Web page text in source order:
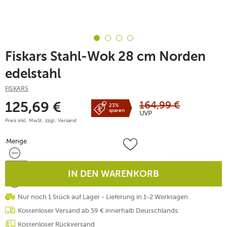
Fiskars Stahl-Wok 28 cm Norden
edelstahl
FISKARS
125,69 €
Preis inkl. MwSt. zzgl. Versand
23%
sparen
164,99 €
UVP
Menge
Menge
IN DEN WARENKORB
Nur noch 1 Stück auf Lager - Lieferung in 1-2 Werktagen
Kostenloser Versand ab 59 € innerhalb Deutschlands
Kostenloser Rückversand